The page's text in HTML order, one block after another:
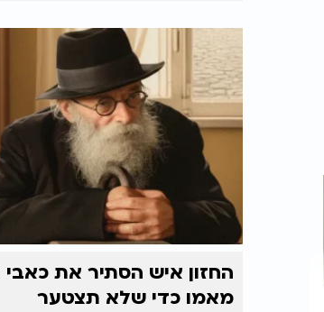
החזון איש הסתיר את
מאמו כדי שלא תצטער